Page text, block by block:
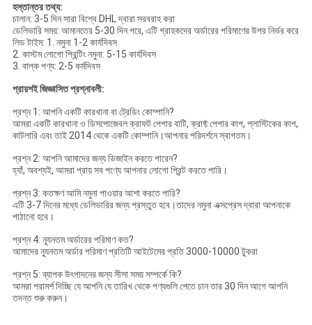
হস্তান্তর তথ্য:
চালান: 3-5 দিন সারা বিশ্বে DHL দ্বারা সরবরাহ করা
ডেলিভারি সময়: আমানতের 5-30 দিন পরে, এটি গ্রাহকদের অর্ডারের পরিমাণের উপর নির্ভর করে
লিড টাইম: 1. নমুনা 1-2 কার্যদিবস
2. কাস্টম লোগো প্রিন্টিং নমুনা: 5-15 কার্যদিবস
3. বাল্ক পণ্য: 2-5 কর্মদিবস
প্রায়শই জিজ্ঞাসিত প্রশ্নাবলী:
প্রশ্ন 1: আপনি একটি কারখানা বা ট্রেডিং কোম্পানি?
আমরা একটি কারখানা ও ডিসপোজেবল ক্রাফট পেপার বাটি, ক্রাফ্ট পেপার কাপ, প্লাস্টিকের কাপ,
কাটলারি এবং তাই 2014 থেকে একটি কোম্পানি।আপনার পরিদর্শনে স্বাগতম।
প্রশ্ন 2: আপনি আমাদের জন্য ডিজাইন করতে পারেন?
হ্যাঁ, অবশ্যই, আমরা প্রায় সব পণ্যে আপনার লোগো প্রিন্ট করতে পারি।
প্রশ্ন 3: কতক্ষণ আমি নমুনা পাওয়ার আশা করতে পারি?
এটি 3-7 দিনের মধ্যে ডেলিভারির জন্য প্রস্তুত হবে।তাদের নমুনা এক্সপ্রেস দ্বারা আপনাকে
পাঠানো হবে।
প্রশ্ন 4: ন্যূনতম অর্ডারের পরিমাণ কত?
আমাদের ন্যূনতম অর্ডার পরিমাণ প্রতিটি আইটেমের প্রতি 3000-10000 টুকরা
প্রশ্ন 5: ব্যাপক উৎপাদনের জন্য সীসা সময় সম্পর্কে কি?
আমরা পরামর্শ দিচ্ছি যে আপনি যে তারিখ থেকে পণ্যগুলি পেতে চান তার 30 দিন আগে আপনি
তদন্ত শুরু করুন।